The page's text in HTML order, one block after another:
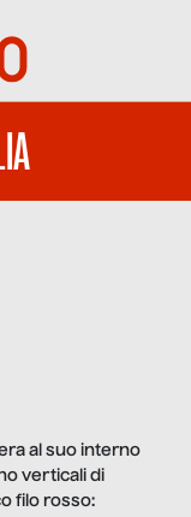
al suo interno
verticali di
filo rosso: